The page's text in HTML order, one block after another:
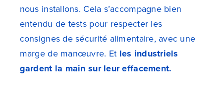
nous installons. Cela s’accompagne bien
entendu de tests pour respecter les
consignes de sécurité alimentaire, avec une
marge de manœuvre. Et les industriels
gardent la main sur leur effacement.